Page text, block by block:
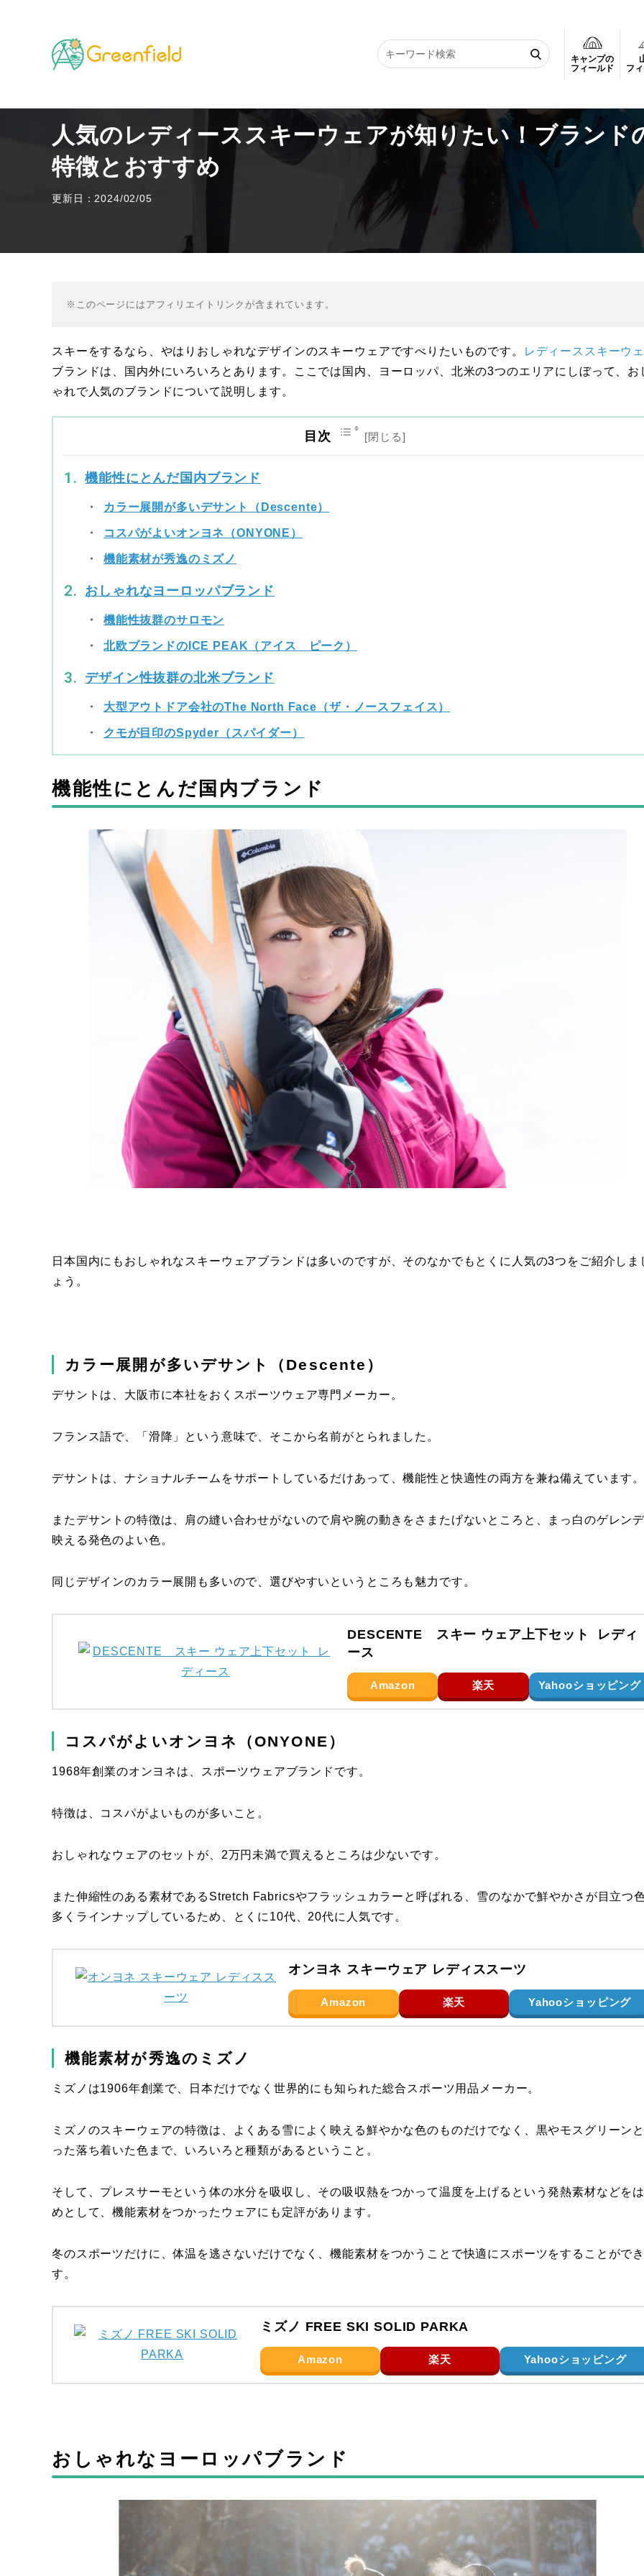
キャンプの
フィールド
フ
TOP 山のフィールド 人気のレディーススキーウェアが知りたい！ブランドの特徴とおすすめ
人気のレディーススキーウェアが知りたい！ブランド
特徴とおすすめ
更新日：2024/02/05
※このページにはアフィリエイトリンクが含まれています。
スキーをするなら、やはりおしゃれなデザインのスキーウェアですべりたいものです。
レディーススキーウ
ブランドは、国内外にいろいろとあります。ここでは国内、ヨーロッパ、北米の3つのエリアにしぼって、お
ゃれで人気のブランドについて説明します。
目次
機能性にとんだ国内ブランド
カラー展開が多いデサント（Descente）
コスパがよいオンヨネ（ONYONE）
機能素材が秀逸のミズノ
おしゃれなヨーロッパブランド
機能性抜群のサロモン
北欧ブランドのICE PEAK（アイス ピーク）
デザイン性抜群の北米ブランド
大型アウトドア会社のThe North Face（ザ・ノースフェイス）
クモが目印のSpyder（スパイダー）
機能性にとんだ国内ブランド
日本国内にもおしゃれなスキーウェアブランドは多いのですが、そのなかでもとくに人気の3つをご紹介しま
ょう。
カラー展開が多いデサント（Descente）
デサントは、大阪市に本社をおくスポーツウェア専門メーカー。
フランス語で、「滑降」という意味で、そこから名前がとられました。
デサントは、ナショナルチームをサポートしているだけあって、機能性と快適性の両方を兼ね備えています
またデサントの特徴は、肩の縫い合わせがないので肩や腕の動きをさまたげないところと、まっ白のゲレン
映える発色のよい色。
同じデザインのカラー展開も多いので、選びやすいというところも魅力です。
DESCENTE スキー ウェア上下セット レディ
ース
Amazon 楽天 Yahooショッピング
コスパがよいオンヨネ（ONYONE）
1968年創業のオンヨネは、スポーツウェアブランドです。
特徴は、コスパがよいものが多いこと。
おしゃれなウェアのセットが、2万円未満で買えるところは少ないです。
また伸縮性のある素材であるStretch Fabricsやフラッシュカラーと呼ばれる、雪のなかで鮮やかさが目立つ
多くラインナップしているため、とくに10代、20代に人気です。
オンヨネ スキーウェア レディススーツ
Amazon 楽天 Yahooショッピング
機能素材が秀逸のミズノ
ミズノは1906年創業で、日本だけでなく世界的にも知られた総合スポーツ用品メーカー。
ミズノのスキーウェアの特徴は、よくある雪によく映える鮮やかな色のものだけでなく、黒やモスグリーン
った落ち着いた色まで、いろいろと種類があるということ。
そして、プレスサーモという体の水分を吸収し、その吸収熱をつかって温度を上げるという発熱素材などを
めとして、機能素材をつかったウェアにも定評があります。
冬のスポーツだけに、体温を逃さないだけでなく、機能素材をつかうことで快適にスポーツをすることがで
す。
ミズノ FREE SKI SOLID PARKA
Amazon 楽天 Yahooショッピング
おしゃれなヨーロッパブランド